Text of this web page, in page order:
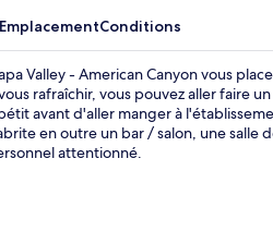
EmplacementConditions
Valley - American Canyon vous
rafraîchir, vous pouvez aller faire
avant d'aller manger à
en outre un bar / salon, une salle
attentionné.